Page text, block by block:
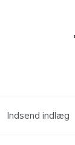
Indsend indlæg